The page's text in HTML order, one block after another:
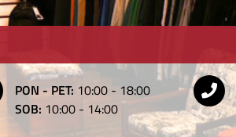
PON - PET: 10:00 - 18:00
SOB: 10:00 - 14:00